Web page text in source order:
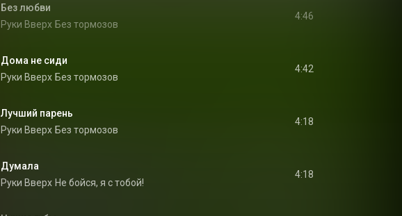
Без любви
Руки Вверх Без тормозов
4:46
Дома не сиди
Руки Вверх Без тормозов
4:42
Лучший парень
Руки Вверх Без тормозов
4:18
Думала
Руки Вверх Не бойся, я с тобой!
4:18